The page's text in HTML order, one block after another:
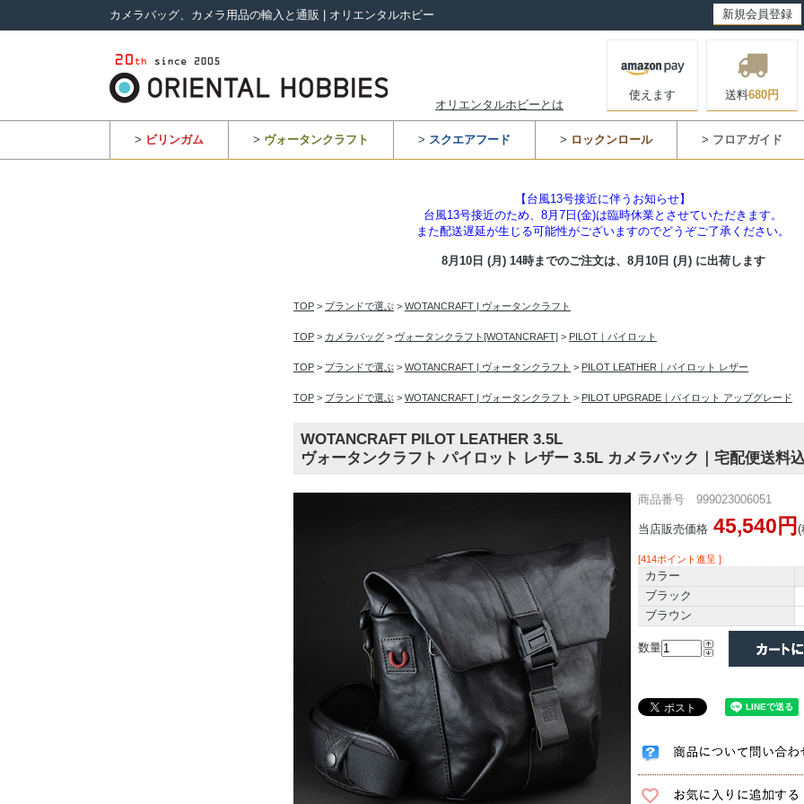
カメラバッグ、カメラ用品の輸入と通販 | オリエンタルホビー 新規会員登録
オリエンタルホビーとは
使えます 送料680円
> ビリンガム > ヴォータンクラフト > スクエアフード > ロックンロール > フロアガイド
【台風13号接近に伴うお知らせ】
台風13号接近のため、8月7日(金)は臨時休業とさせていただきます。
また配送遅延が生じる可能性がございますのでどうぞご了承ください。
8月10日 (月) 14時までのご注文は、 8月10日 (月) に出荷します
TOP > ブランドで選ぶ > WOTANCRAFT | ヴォータンクラフト
TOP > カメラバッグ > ヴォータンクラフト[WOTANCRAFT] > PILOT｜パイロット
TOP > ブランドで選ぶ > WOTANCRAFT | ヴォータンクラフト > PILOT LEATHER｜パイロット レザー
TOP > ブランドで選ぶ > WOTANCRAFT | ヴォータンクラフト > PILOT UPGRADE｜パイロット アップグレード
WOTANCRAFT PILOT LEATHER 3.5L
ヴォータンクラフト パイロット レザー 3.5L カメラバック｜宅配便送料
商品番号 999023006051
当店販売価格 45,540円(
[414ポイント進呈 ]
カラー
ブラック
ブラウン
数量